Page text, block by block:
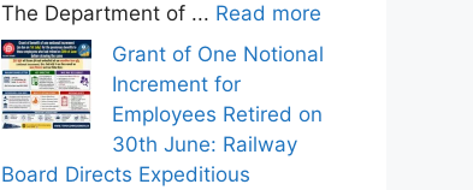
The Department of ... Read more
Grant of One Notional
Increment for
Employees Retired on
30th June: Railway
Board Directs Expeditious